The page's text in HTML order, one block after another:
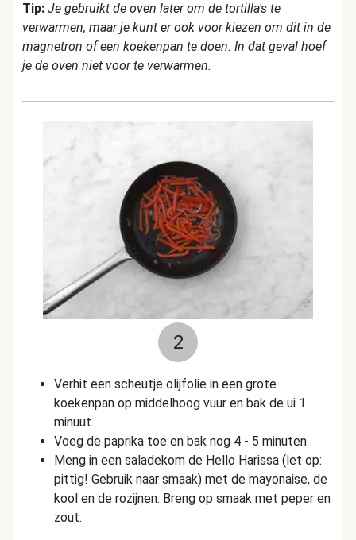
Tip: Je gebruikt de oven later om de tortilla's te
verwarmen, maar je kunt er ook voor kiezen om dit in de
magnetron of een koekenpan te doen. In dat geval hoef
je de oven niet voor te verwarmen.
2
Verhit een scheutje olijfolie in een grote
koekenpan op middelhoog vuur en bak de ui 1
minuut.
Voeg de paprika toe en bak nog 4 - 5 minuten.
Meng in een saladekom de Hello Harissa (let op:
pittig! Gebruik naar smaak) met de mayonaise, de
kool en de rozijnen. Breng op smaak met peper en
zout.